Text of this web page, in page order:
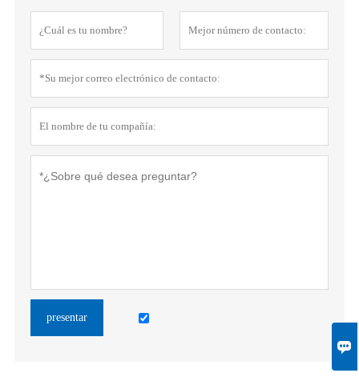

presentar